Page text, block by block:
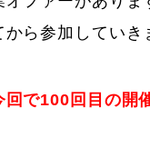
ら参加していき
で100回目の開